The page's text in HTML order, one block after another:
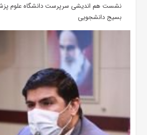
نشست هم اندیشی سرپرست دانشگاه علوم
بسیج دانشجویی